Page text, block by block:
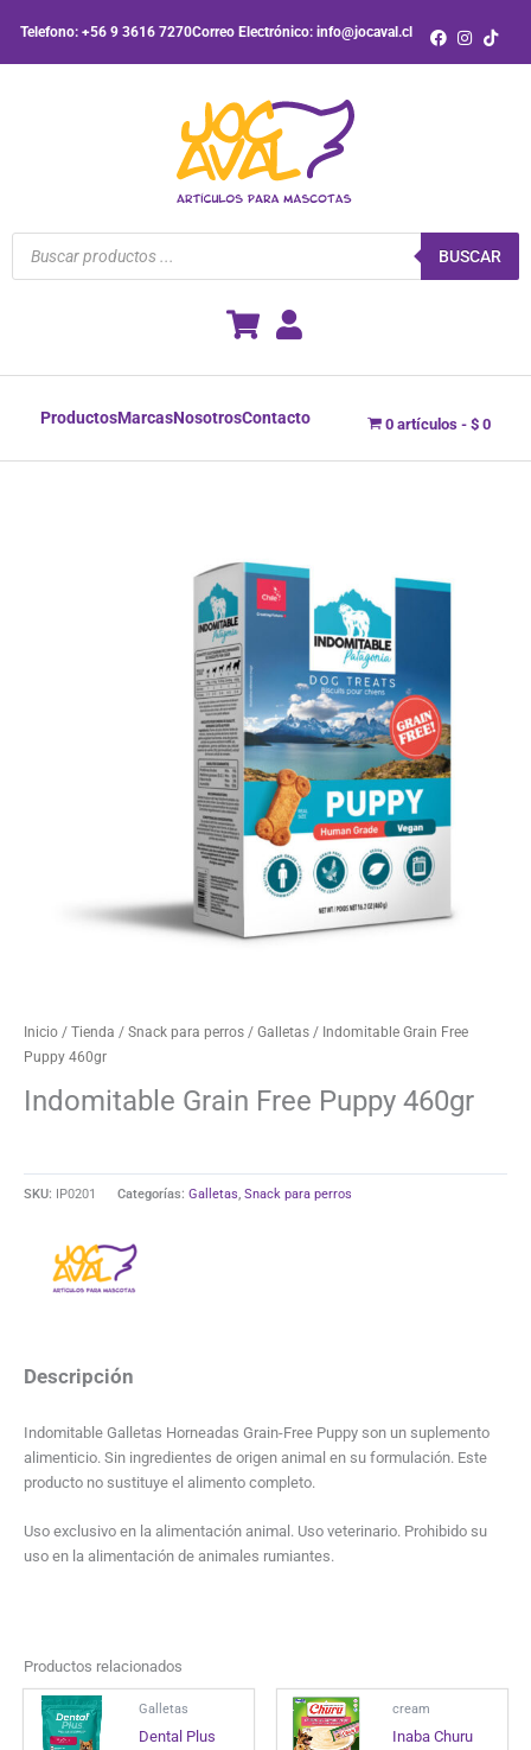
contenido
Telefono: +56 9 3616 7270Correo Electrónico: info@jocaval.cl
Búsqueda
productos
BUSCAR
ProductosMarcasNosotrosContacto 0 artículos $ 0
Inicio / Tienda / Snack para perros / Galletas / Indomitable Grain Free
Puppy 460gr
Indomitable Grain Free Puppy 460gr
SKU: IP0201 Categorías: Galletas, Snack para perros
Descripción
Indomitable Galletas Horneadas Grain-Free Puppy son un suplemento
alimenticio. Sin ingredientes de origen animal en su formulación. Este
producto no sustituye el alimento completo.
Uso exclusivo en la alimentación animal. Uso veterinario. Prohibido su
uso en la alimentación de animales rumiantes.
Productos relacionados
Galletas
Dental Plus
cream
Inaba Churu